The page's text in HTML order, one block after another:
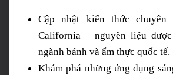
Cập nhật kiến thức
California – nguyên liệu
ngành bánh và ẩm thực quốc tế.
Khám phá những ứng dụng